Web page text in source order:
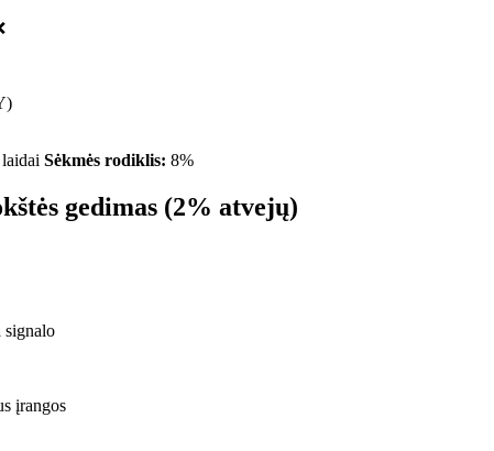
Sėkmės rodiklis: 8%
gedimas (2% atvejų)
signalo
įrangos